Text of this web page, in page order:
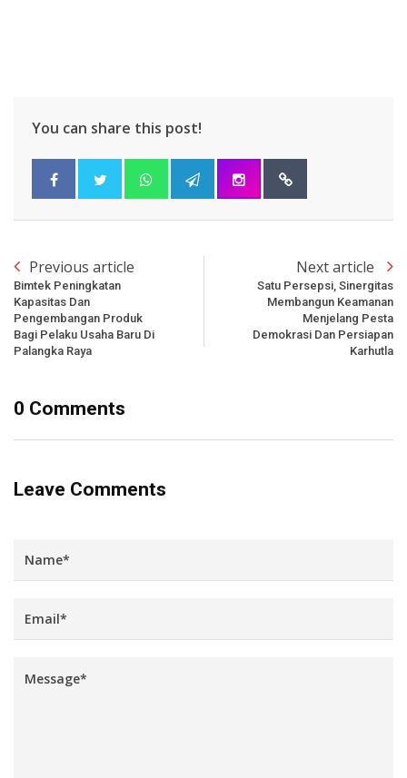
You can share this post!
Previous article
Bimtek Peningkatan
Kapasitas Dan
Pengembangan Produk
Bagi Pelaku Usaha Baru Di
Palangka Raya
Next article
Satu Persepsi, Sinergitas
Membangun Keamanan
Menjelang Pesta
Demokrasi Dan Persiapan
Karhutla
0 Comments
Leave Comments